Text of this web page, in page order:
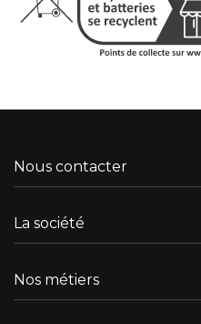
Nous contacter
La société
Nos métiers